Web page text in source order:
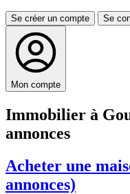
Se créer un compte Se
Mon compte
Immobilier à
annonces
Acheter une
annonces)